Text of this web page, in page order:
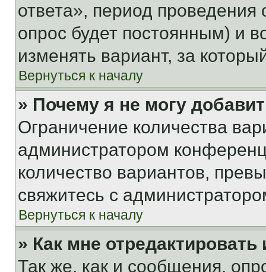
ответа», период проведения
опрос будет постоянным) и
изменять вариант, за
Вернуться к началу
» Почему я не могу
Ограничение количества
администратором
количество вариантов,
свяжитесь с
Вернуться к началу
» Как мне
Так же, как и сообщения,